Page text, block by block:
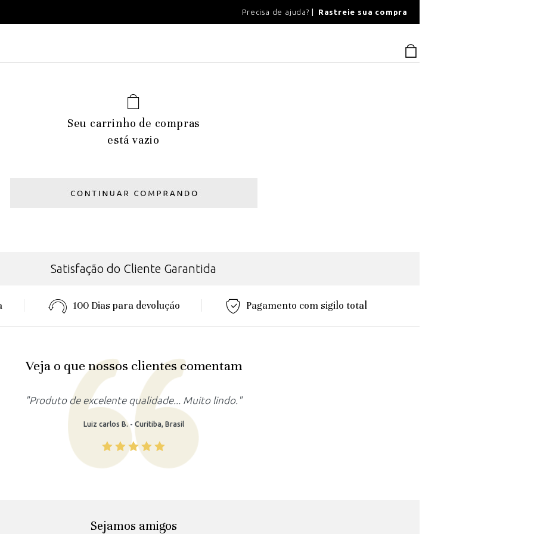
100 DIAS PARA DEVOLUÇÃOPrecisa de ajuda? Rastreie sua compra
Seu carrinho de compras
está vazio
Satisfação do Cliente Garantida
100 Dias para devoluçáo Pagamento com sigilo total
Veja o que nossos clientes comentam
"Produto de excelente qualidade... Muito lindo."
Luiz carlos B. - Curitiba, Brasil
Sejamos amigos